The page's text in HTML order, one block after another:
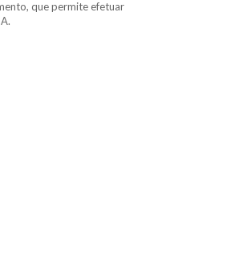
que permite efetuar